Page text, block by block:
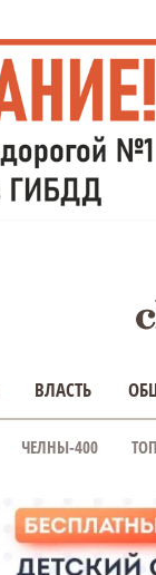
ВЛАСТЬ
ЧЕЛНЫ-400